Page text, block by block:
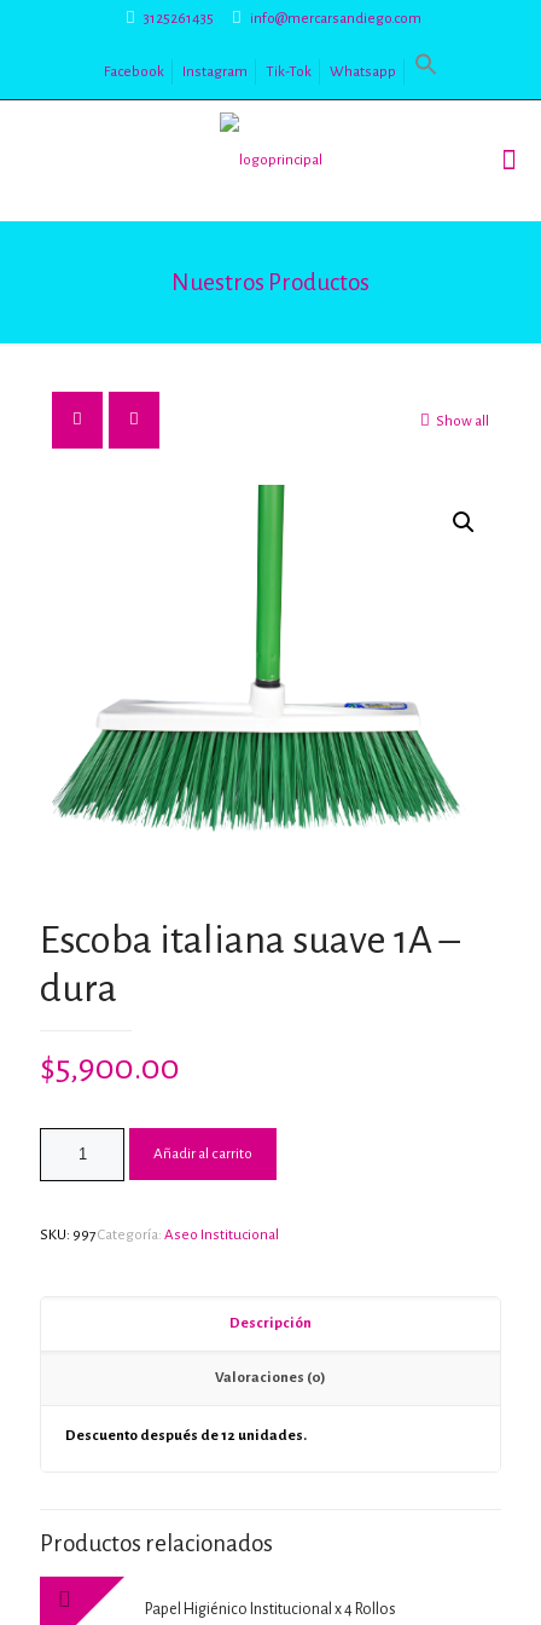
3125261435 info@mercarsandiego.com
Facebook Instagram Tik-Tok Whatsapp
Nuestros Productos
Show all
Escoba italiana suave 1A –
dura
$5,900.00
Añadir al carrito
SKU: 997Categoría: Aseo Institucional
Descripción
Valoraciones (0)
Descuento después de 12 unidades.
Productos relacionados
Papel Higiénico Institucional x 4 Rollos